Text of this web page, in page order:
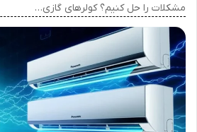
مشکلات را حل کنیم؟ کولرهای گازی…